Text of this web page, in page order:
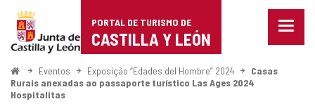
Portal
de
Turismo
de
PORTAL DE TURISMO DE
CASTILLA Y LEÓN
Menu
ComeçoEventos Exposição “Edades del Hombre” 2024
Casas
Rurais anexadas ao passaporte turístico Las Ages 2024
Hospitalitas